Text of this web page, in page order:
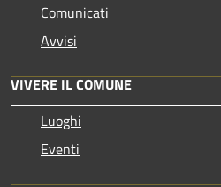
Comunicati
Avvisi
VIVERE IL COMUNE
Luoghi
Eventi